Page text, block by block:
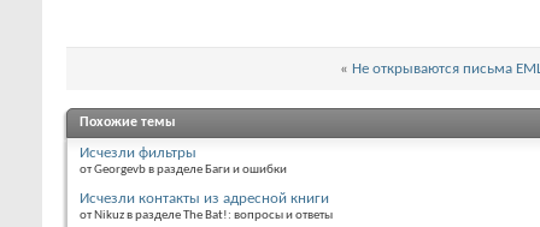
« Не открываются письма
Похожие темы
Исчезли фильтры
от Georgevb в разделе Баги и ошибки
Исчезли контакты из адресной книги
от Nikuz в разделе The Bat!: вопросы и ответы